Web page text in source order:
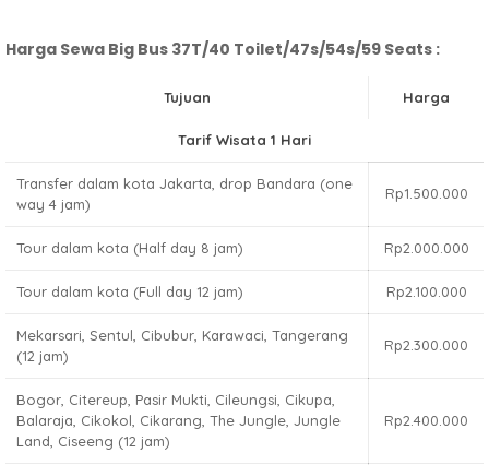
Harga Sewa Big Bus 37T/40 Toilet/47s/54s/59 Seats :
Tujuan Harga
Tarif Wisata 1 Hari
Transfer dalam kota Jakarta, drop Bandara (one
way 4 jam)
Rp1.500.000
Tour dalam kota (Half day 8 jam) Rp2.000.000
Tour dalam kota (Full day 12 jam) Rp2.100.000
Mekarsari, Sentul, Cibubur, Karawaci, Tangerang
(12 jam)
Rp2.300.000
Bogor, Citereup, Pasir Mukti, Cileungsi, Cikupa,
Balaraja, Cikokol, Cikarang, The Jungle, Jungle
Land, Ciseeng (12 jam)
Rp2.400.000